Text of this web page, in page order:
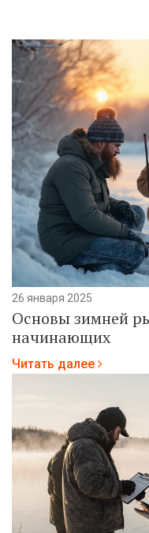
26 января 2025
Основы зимней
начинающих
Читать далее